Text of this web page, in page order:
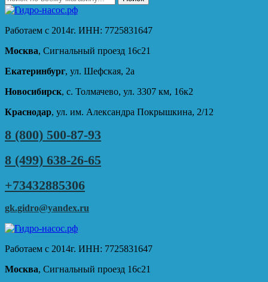
Работаем с 2014г. ИНН: 7725831647
Москва, Сигнальный проезд 16с21
Екатеринбург, ул. Шефская, 2а
Новосибирск, с. Толмачево, ул. 3307 км, 16к2
Краснодар, ул. им. Александра Покрышкина, 2/12
8 (800) 500-87-93
8 (499) 638-26-65
+73432885306
gk.gidro@yandex.ru
Работаем с 2014г. ИНН: 7725831647
Москва, Сигнальный проезд 16с21